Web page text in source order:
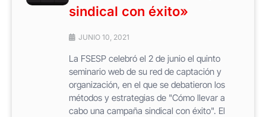
sindical con éxito»
JUNIO 10, 2021
La FSESP celebró el 2 de junio el quinto
seminario web de su red de captación y
organización, en el que se debatieron los
métodos y estrategias de "Cómo llevar a
cabo una campaña sindical con éxito". El